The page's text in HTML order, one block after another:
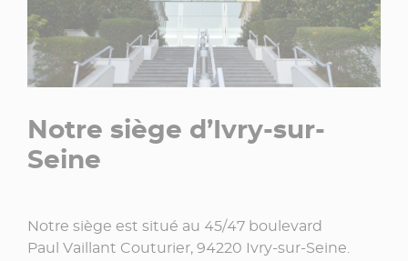
Notre siège d’Ivry-sur-
Seine
Notre siège est situé au 45/47 boulevard
Paul Vaillant Couturier, 94220 Ivry-sur-Seine.